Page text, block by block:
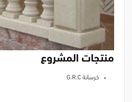
منتجات المشروع
خرسانة G.R.C